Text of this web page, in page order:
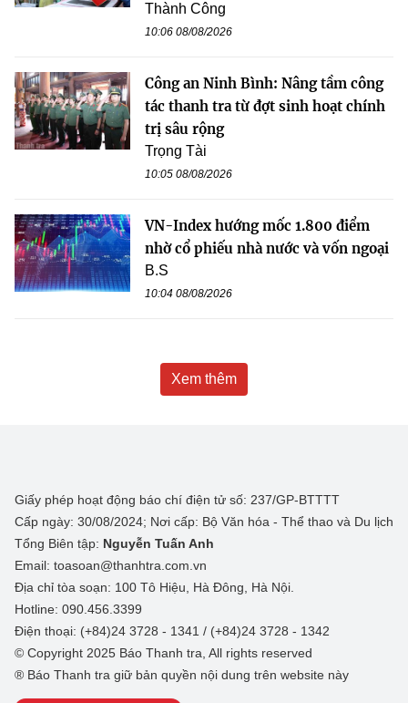
Thành Công
10:06 08/08/2026
Công an Ninh Bình: Nâng tầm công
tác thanh tra từ đợt sinh hoạt chính
trị sâu rộng
Trọng Tài
10:05 08/08/2026
VN-Index hướng mốc 1.800 điểm
nhờ cổ phiếu nhà nước và vốn ngoại
B.S
10:04 08/08/2026
Xem thêm
Giấy phép hoạt động báo chí điện tử số: 237/GP-BTTTT
Cấp ngày: 30/08/2024; Nơi cấp: Bộ Văn hóa - Thể thao và Du lịch
Tổng Biên tập: Nguyễn Tuấn Anh
Email: toasoan@thanhtra.com.vn
Địa chỉ tòa soạn: 100 Tô Hiệu, Hà Đông, Hà Nội.
Hotline: 090.456.3399
Điện thoại: (+84)24 3728 - 1341 / (+84)24 3728 - 1342
© Copyright 2025 Báo Thanh tra, All rights reserved
® Báo Thanh tra giữ bản quyền nội dung trên website này